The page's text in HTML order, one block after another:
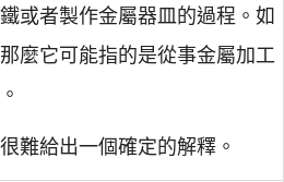
或者製作金屬器皿的過程。如
麼它可能指的是從事金屬加工
難給出一個確定的解釋。